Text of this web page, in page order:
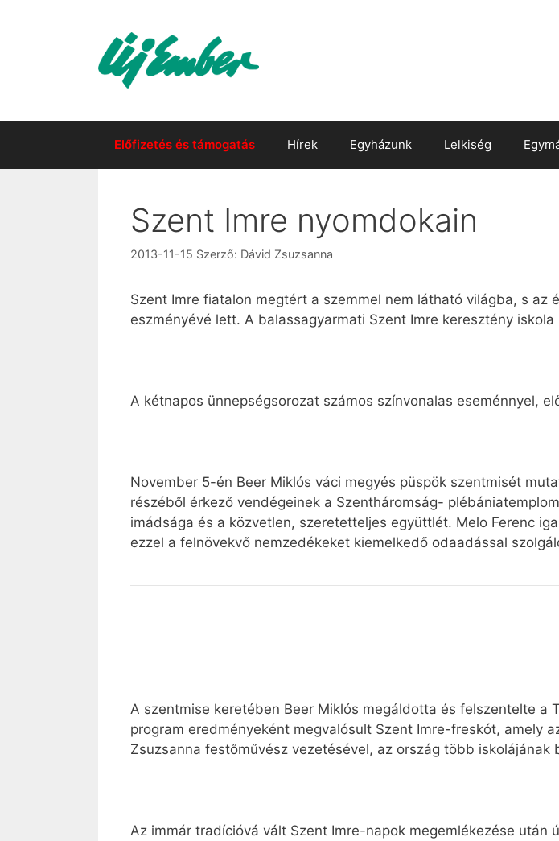
Előfizetés és támogatás Hírek Egyházunk Lelkiség
Szent Imre nyomdokain
2013-11-15 Szerző: Dávid Zsuzsanna
Szent Imre fiatalon megtért a szemmel nem látható világba, s az
eszményévé lett. A balassagyarmati Szent Imre keresztény
A kétnapos ünnepségsorozat számos színvonalas eseménnyel,
November 5-én Beer Miklós váci megyés püspök szentmisét
részéből érkező vendégeinek a Szentháromság-
imádsága és a közvetlen, szeretetteljes együttlét. Melo Ferenc
ezzel a felnövekvő nemzedékeket kiemelkedő odaadással
A szentmise keretében Beer Miklós megáldotta és felszentelte a
program eredményeként megvalósult Szent Imre-freskót, amely
Zsuzsanna festőművész vezetésével, az ország több iskolájának
Az immár tradícióvá vált Szent Imre-napok megemlékezése